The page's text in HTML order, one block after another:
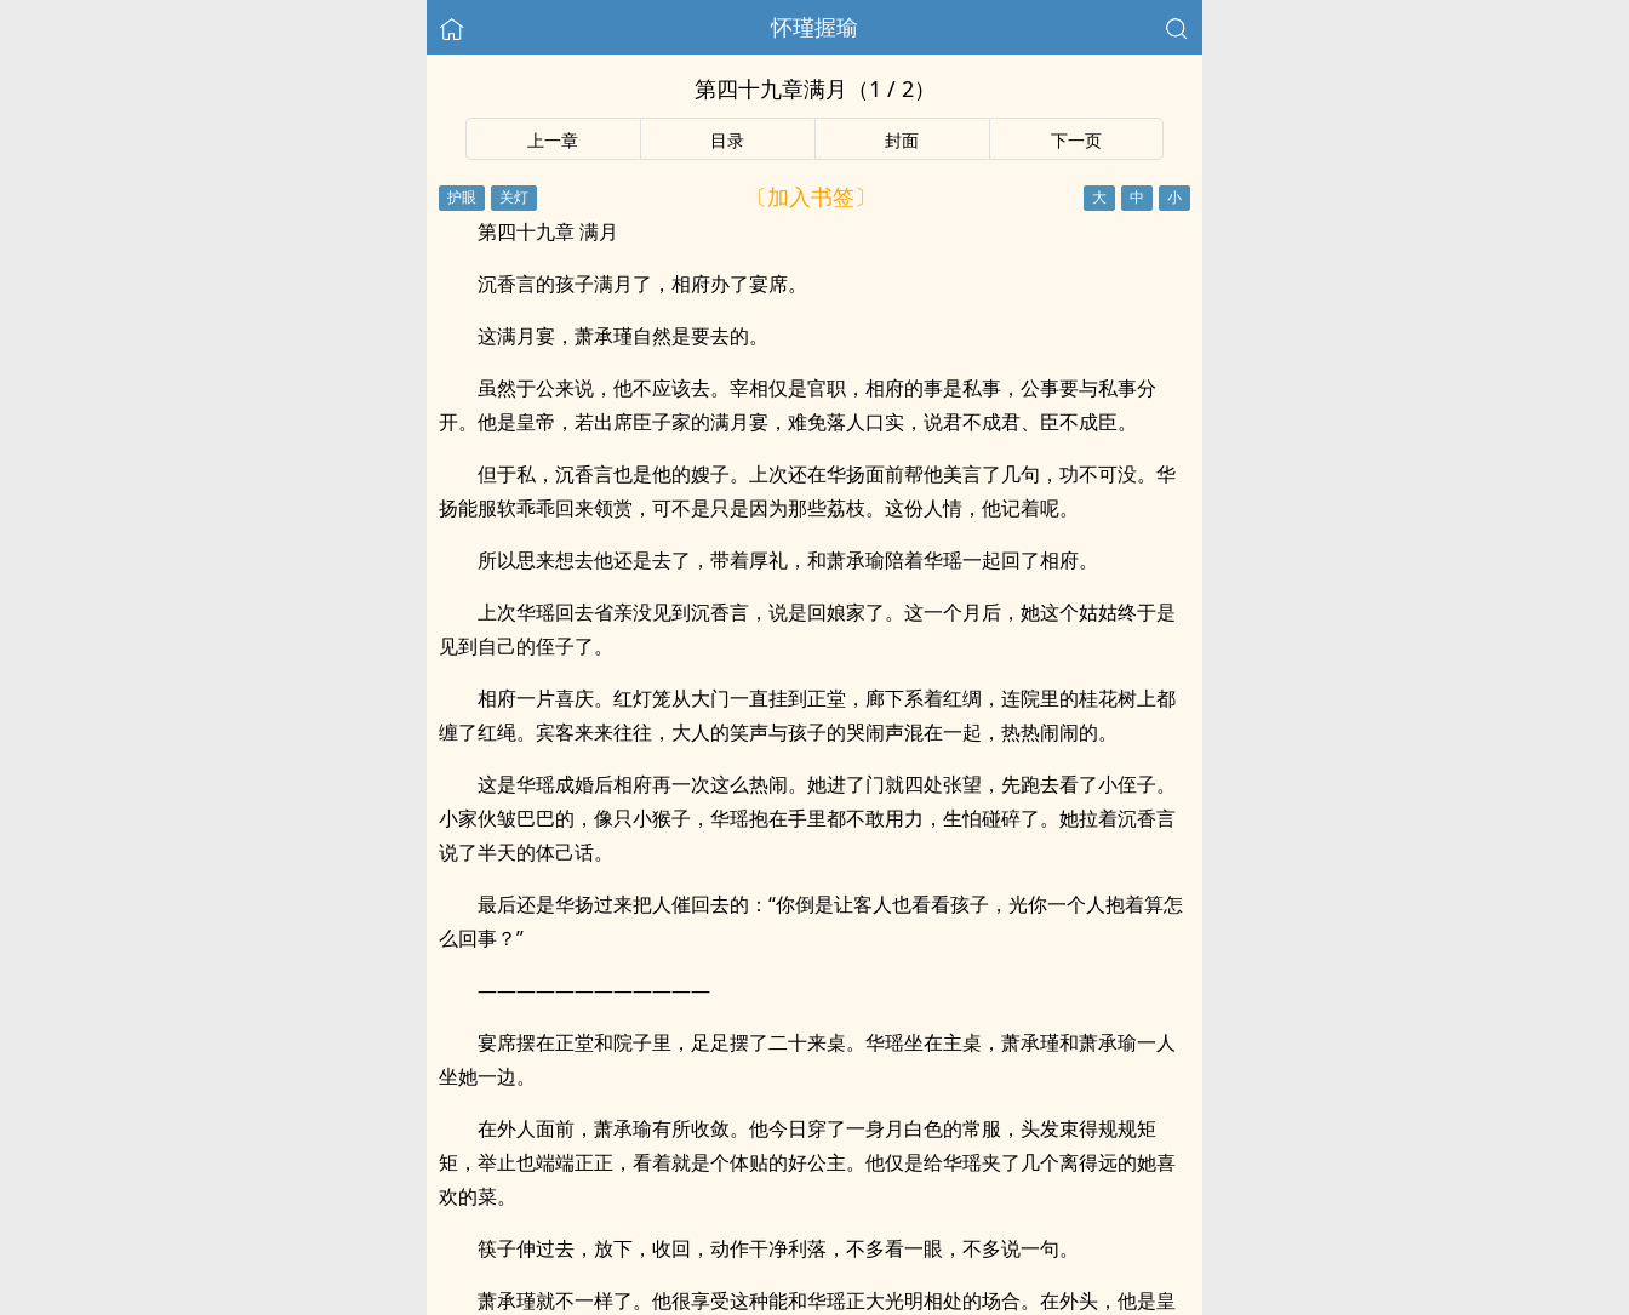
怀瑾握瑜
第四十九章满月（1 / 2）
上一章 目录 封面 下一页
〔加入书签〕
第四十九章 满月
沉香言的孩子满月了，相府办了宴席。
这满月宴，萧承瑾自然是要去的。
虽然于公来说，他不应该去。宰相仅是官职，相府的事是私事，公事要与私事分
开。他是皇帝，若出席臣子家的满月宴，难免落人口实，说君不成君、臣不成臣。
但于私，沉香言也是他的嫂子。上次还在华扬面前帮他美言了几句，功不可没。华
扬能服软乖乖回来领赏，可不是只是因为那些荔枝。这份人情，他记着呢。
所以思来想去他还是去了，带着厚礼，和萧承瑜陪着华瑶一起回了相府。
上次华瑶回去省亲没见到沉香言，说是回娘家了。这一个月后，她这个姑姑终于是
见到自己的侄子了。
相府一片喜庆。红灯笼从大门一直挂到正堂，廊下系着红绸，连院里的桂花树上都
缠了红绳。宾客来来往往，大人的笑声与孩子的哭闹声混在一起，热热闹闹的。
这是华瑶成婚后相府再一次这么热闹。她进了门就四处张望，先跑去看了小侄子。
小家伙皱巴巴的，像只小猴子，华瑶抱在手里都不敢用力，生怕碰碎了。她拉着沉香言
说了半天的体己话。
最后还是华扬过来把人催回去的：“你倒是让客人也看看孩子，光你一个人抱着算怎
么回事？”
————————————
宴席摆在正堂和院子里，足足摆了二十来桌。华瑶坐在主桌，萧承瑾和萧承瑜一人
坐她一边。
在外人面前，萧承瑜有所收敛。他今日穿了一身月白色的常服，头发束得规规矩
矩，举止也端端正正，看着就是个体贴的好公主。他仅是给华瑶夹了几个离得远的她喜
欢的菜。
筷子伸过去，放下，收回，动作干净利落，不多看一眼，不多说一句。
萧承瑾就不一样了。他很享受这种能和华瑶正大光明相处的场合。在外头，他是皇